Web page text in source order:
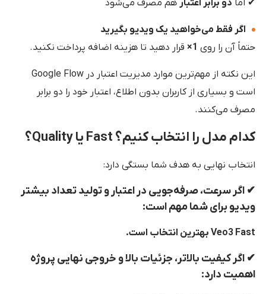
✔ اما دو برابر اعتبارهم مصرف می‌شود
اگر فقط می‌خواهید یک ویدیو بگیرید
حتماً آن را روی 1× قرار دهید تا هزینه اضافه پرداخت نکنید.
این نکته از مهم‌ترین موارد مدیریت اعتبار در Google Flow
است و بسیاری از کاربران بدون اطلاع، اعتبار خود را دو برابر
مصرف می‌کنند.
کدام مدل را انتخاب کنیم؟ Fast یا Quality؟
انتخاب نهایی به هدف شما بستگی دارد:
✔ اگر سرعت، صرفه‌جویی در اعتبار و تولید تعداد بیشتر
ویدیو برای شما مهم است:
Veo3 Fast بهترین انتخاب است.
✔ اگر کیفیت بالاتر، جزئیات بالا و خروجی نهایی پروژه
اهمیت دارد: